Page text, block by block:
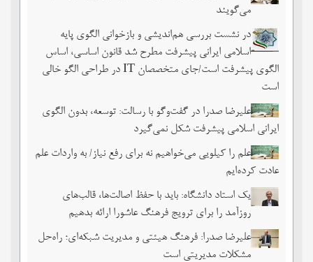
می‌گویند
در نشست بررسی هم‌اندیشی و بازخوانی الگوی پایه
اسلامی ایرانی پیشرفت مطرح شد قانون اساسی، اساس
الگوی پیشرفت است/جای متخصصان IT در طراحی الگو خالی
است
علیرضا صدرا در گفت‌وگو با رسالت: توسعه، بدون الگوی
ایرانی اسلامی پیشرفت شکل نمی‌گیرد
علم را کیلویی می‌خواهیم نه برای رفع نیاز/ به واردات علم
عادت کرده‌ایم
یک استاد دانشگاه: باید با حفظ اصالت‌ها، قالب‌های
روزآمد را برای ترویج فرهنگ عاشورا ارائه بدهیم
علیرضا صدرا: فرهنگ هیئتی و مدیریت شبکه‌ای؛ راه‌حل
مشکلات مدیریتی است